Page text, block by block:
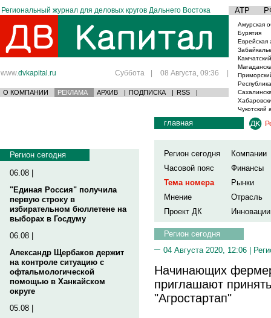
Региональный журнал для деловых кругов Дальнего Востока АТР
www.dvkapital.ru Суббота | 08 Августа, 09:36 |
О КОМПАНИИ РЕКЛАМА АРХИВ | ПОДПИСКА | RSS |
Амурская
Бурятия
Еврейская
Чукотский
Регион сегодня
06.08 |
"Единая Россия" получила
первую строку в
избирательном бюллетене на
выборах в Госдуму
06.08 |
Александр Щербаков держит
на контроле ситуацию с
офтальмологической
помощью в Ханкайском
округе
05.08 |
главная
Регион сегодня
Компании
Часовой пояс
Финансы
Тема номера
Рынки
Мнение
Отрасль
Проект ДК
Инновации
Регион сегодня
04 Августа 2020, 12:06 |
Начинающих
приглашают
"Агростартап"